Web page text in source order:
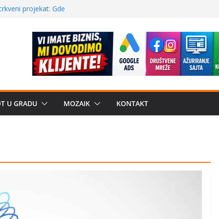
i sekularne
traženije Španija,
U GRADU MOZAIK KONTAKT